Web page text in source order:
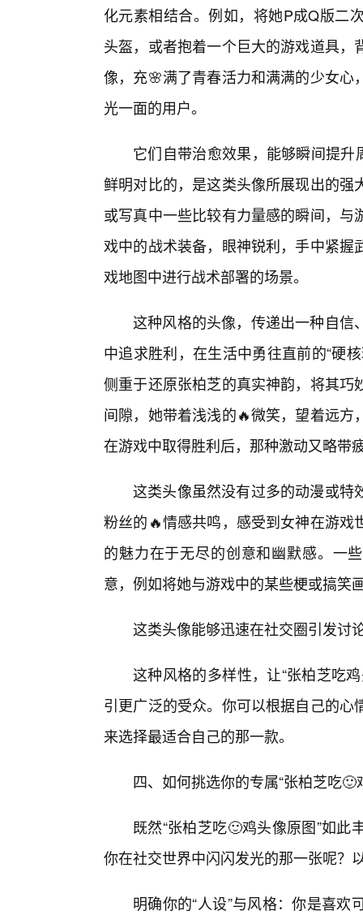
化元素相结合。例如，将她P成Q版二
头盔，或者抱着一个巨大的游戏道具
像，充🌸满了青春活力和满满的少女
光一面的用户。
它们自带治愈效果，能够瞬间提
鲜明对比的，是这类头像所展现出的
或写真中一些比较有力量感的瞬间，
戏中的战术装备，眼神锐利，手中紧
戏地图中进行战术部署的场景。
这种风格的头像，传递出一种自信
中追求胜利，在生活中勇往直前的“硬
侧重于还原张柏芝的真实神韵，将其
间隙，她带着浅浅的🔥微笑，望着远
在游戏中取得胜利后，那种激动又略带
这类头像虽然没有过多的动漫或特
粉丝的🔥情感共鸣，感受到女神在游
的魅力在于无尽的创意和幽默感。一
意，例如将她与游戏中的某些梗或搞笑
这类头像能够迅速在社交圈引发讨
这种风格的多样性，让“张柏芝吃
引更广泛的受众。你可以根据自己的
来选择最适合自己的那一款。
四、如何挑选你的专属“张柏芝吃
既然“张柏芝吃🙂鸡头像原图”如
你在社交世界中闪闪发光的那一张呢？
明确你的“人设”与风格：你是喜